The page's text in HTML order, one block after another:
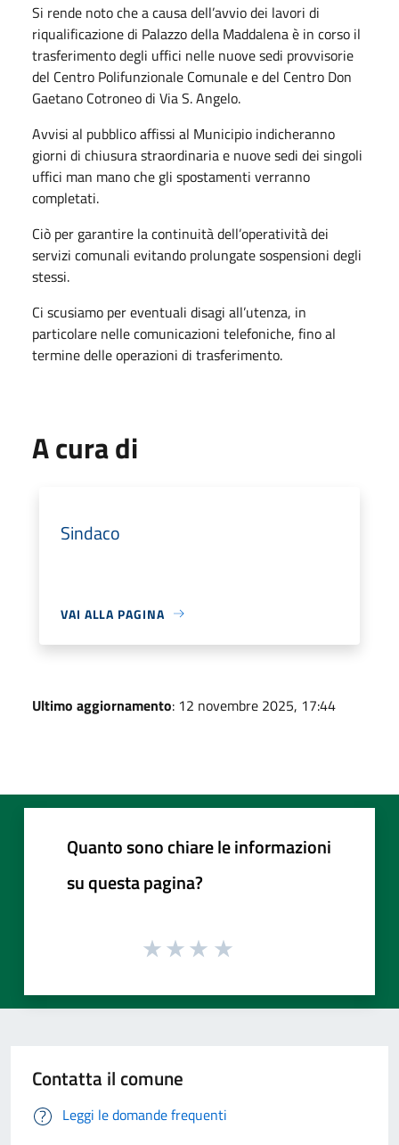
Si rende noto che a causa dell’avvio dei lavori di
riqualificazione di Palazzo della Maddalena è in corso il
trasferimento degli uffici nelle nuove sedi provvisorie
del Centro Polifunzionale Comunale e del Centro Don
Gaetano Cotroneo di Via S. Angelo.
Avvisi al pubblico affissi al Municipio indicheranno
giorni di chiusura straordinaria e nuove sedi dei singoli
uffici man mano che gli spostamenti verranno
completati.
Ciò per garantire la continuità dell’operatività dei
servizi comunali evitando prolungate sospensioni degli
stessi.
Ci scusiamo per eventuali disagi all’utenza, in
particolare nelle comunicazioni telefoniche, fino al
termine delle operazioni di trasferimento.
A cura di
Sindaco
VAI ALLA PAGINA
Ultimo aggiornamento: 12 novembre 2025, 17:44
Quanto sono chiare le informazioni
su questa pagina?
Contatta il comune
Leggi le domande frequenti